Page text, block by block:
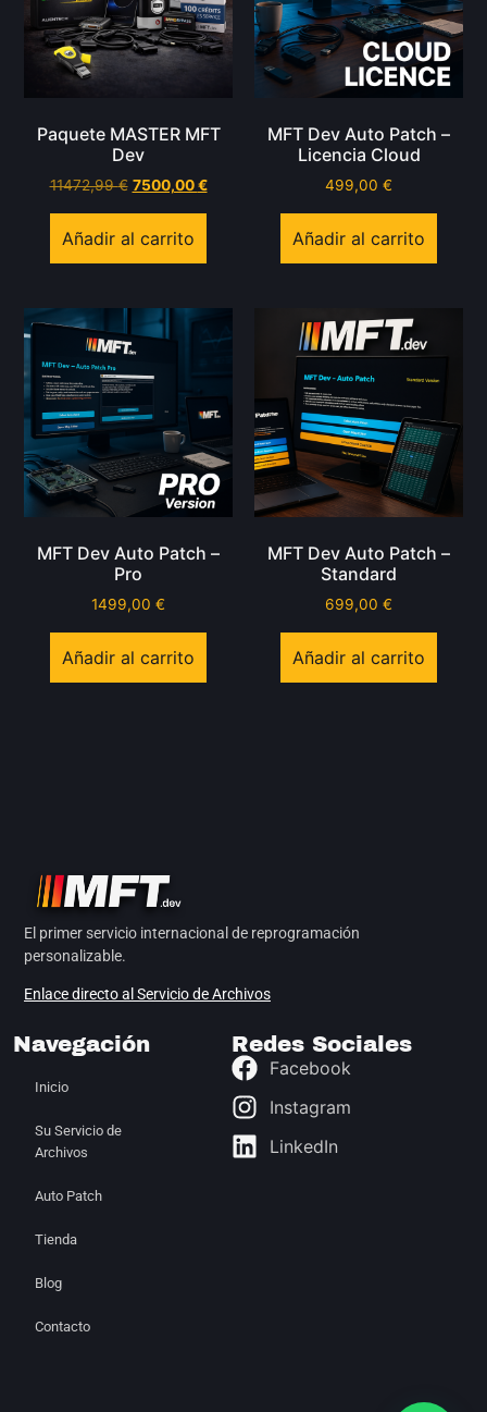
Paquete MASTER MFT
Dev
11472,99€ 7500,00€
Añadir al carrito
MFT Dev Auto Patch –
Licencia Cloud
499,00 €
Añadir al carrito
MFT Dev Auto Patch –
Pro
1499,00 €
Añadir al carrito
MFT Dev Auto Patch –
Standard
699,00 €
Añadir al carrito
El primer servicio internacional de reprogramación
personalizable.
Enlace directo al Servicio de Archivos
Navegación
Inicio
Su Servicio de
Archivos
Auto Patch
Tienda
Blog
Contacto
Redes Sociales
Facebook
Instagram
LinkedIn